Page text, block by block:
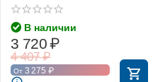
ND64-512) DJI Mini 3 /
Mini 3 Pro (Freewell)
В наличии
4 407 ₽
3 720₽
От 3 275 ₽